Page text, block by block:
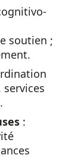
soutien ;
: